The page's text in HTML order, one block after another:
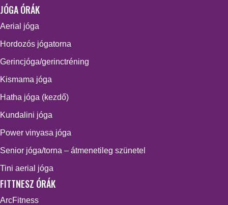
JÓGA ÓRÁK
Aerial jóga
Hordozós jógatorna
Gerincjóga/gerinctréning
Kismama jóga
Hatha jóga (kezdő)
Kundalini jóga
Power vinyasa jóga
Senior jóga/torna – átmenetileg szünetel
Tini aerial jóga
FITTNESZ ÓRÁK
ArcFitness